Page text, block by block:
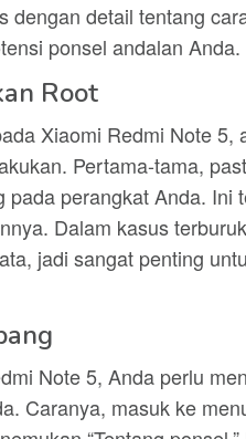
dengan detail tentang
ponsel andalan Anda.
Root
Xiaomi Redmi Note 5,
Pertama-tama,
perangkat Anda. Ini
Dalam kasus
jadi sangat penting
Note 5, Anda perlu
Caranya, masuk ke